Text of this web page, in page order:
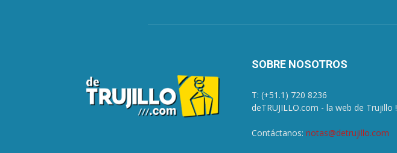
SOBRE NOSOTROS
T: (+51.1) 720 8236
deTRUJILLO.com - la web de Trujillo !
Contáctanos: notas@detrujillo.com